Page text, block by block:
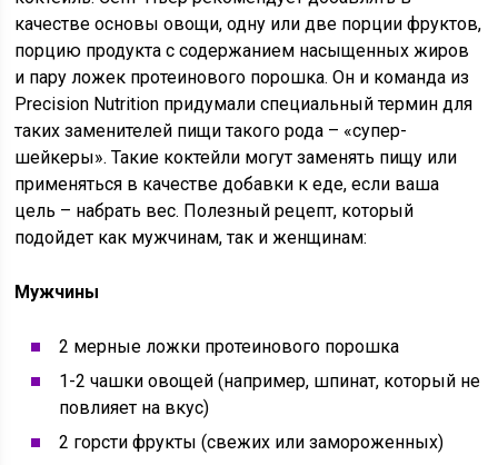
качестве основы овощи, одну или две порции фруктов,
порцию продукта с содержанием насыщенных жиров
и пару ложек протеинового порошка. Он и команда из
Precision Nutrition придумали специальный термин для
таких заменителей пищи такого рода – «супер-
шейкеры». Такие коктейли могут заменять пищу или
применяться в качестве добавки к еде, если ваша
цель – набрать вес. Полезный рецепт, который
подойдет как мужчинам, так и женщинам:
Мужчины
2 мерные ложки протеинового порошка
1-2 чашки овощей (например, шпинат, который не
повлияет на вкус)
2 горсти фрукты (свежих или замороженных)